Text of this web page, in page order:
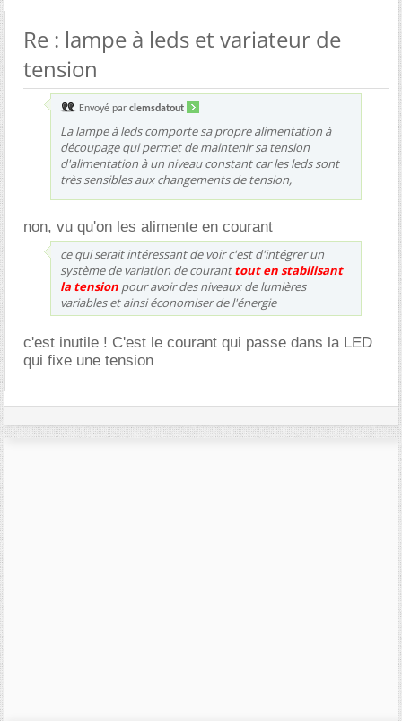
Re : lampe à leds et variateur de
tension
Envoyé par clemsdatout
La lampe à leds comporte sa propre alimentation à
découpage qui permet de maintenir sa tension
d'alimentation à un niveau constant car les leds sont
très sensibles aux changements de tension,
non, vu qu'on les alimente en courant
ce qui serait intéressant de voir c'est d'intégrer un
système de variation de couranttout en stabilisant
la tension pour avoir des niveaux de lumières
variables et ainsi économiser de l'énergie
c'est inutile ! C'est le courant qui passe dans la LED
qui fixe une tension